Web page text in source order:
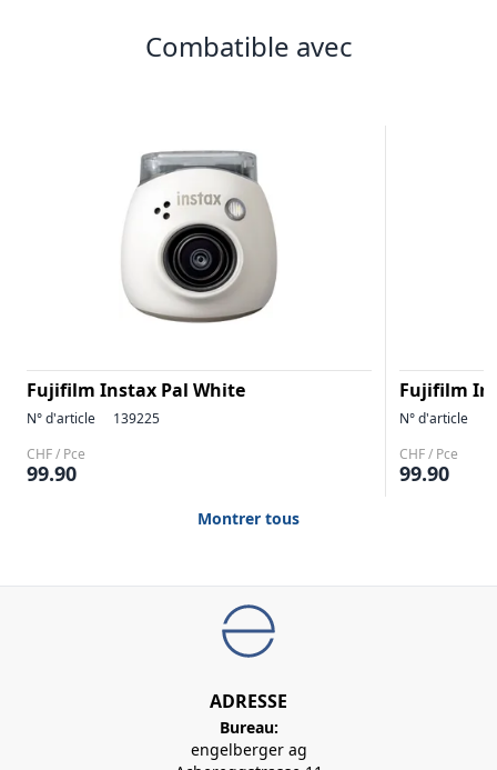
Combatible avec
Fujifilm Instax Pal White
N° d'article
139225
CHF / Pce
99.90
Fujifilm
N° d'article
CHF / Pce
99.90
Montrer tous
ADRESSE
Bureau:
engelberger ag